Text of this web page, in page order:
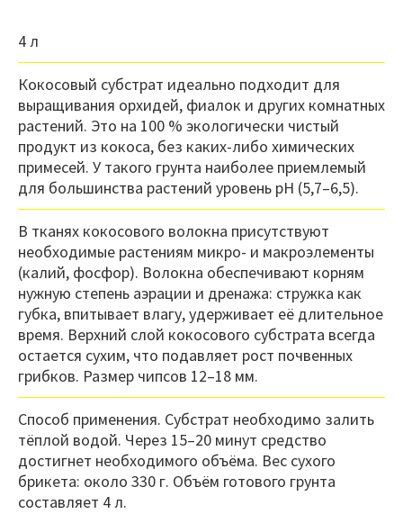
4 л
Кокосовый субстрат идеально подходит для
выращивания орхидей, фиалок и других комнатных
растений. Это на 100 % экологически чистый
продукт из кокоса, без каких-либо химических
примесей. У такого грунта наиболее приемлемый
для большинства растений уровень pH (5,7–6,5).
В тканях кокосового волокна присутствуют
необходимые растениям микро- и макроэлементы
(калий, фосфор). Волокна обеспечивают корням
нужную степень аэрации и дренажа: стружка как
губка, впитывает влагу, удерживает её длительное
время. Верхний слой кокосового субстрата всегда
остается сухим, что подавляет рост почвенных
грибков. Размер чипсов 12–18 мм.
Способ применения. Субстрат необходимо залить
тёплой водой. Через 15–20 минут средство
достигнет необходимого объёма. Вес сухого
брикета: около 330 г. Объём готового грунта
составляет 4 л.